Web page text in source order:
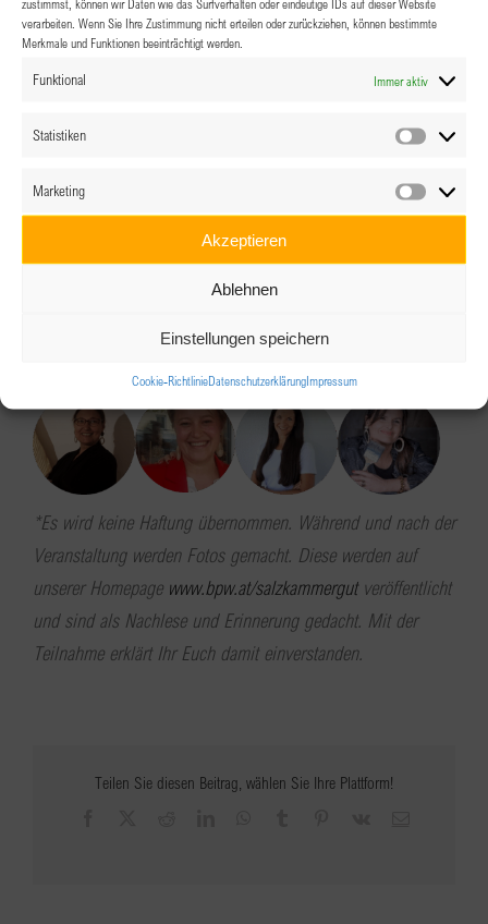
verarbeiten. Wenn Sie Ihre Zustimmung nicht erteilen oder zurückziehen, können bestimmte
Merkmale und Funktionen beeinträchtigt werden.
Funktional Immer aktiv
Statistiken
Marketing
Akzeptieren
Ablehnen
Einstellungen speichern
Cookie-RichtlinieDatenschutzerklärungImpressum
Beiträge über ihre Arbeit sind bereits in verschiedenen
Melde dich in unserer WhatsApp Gruppe BPW
Salzkammergut zu dieser Veranstaltung an und leite die
Einladung gerne an Interessentinnen weiter!
Die Teilnahmegebühr für Interessentinnen beträgt 20€.
JETZT ALS INTERESSENTIN ANMELDEN
*Es wird keine Haftung übernommen. Während und nach der
Veranstaltung werden Fotos gemacht. Diese werden auf
unserer Homepage www.bpw.at/salzkammergutveröffentlicht
und sind als Nachlese und Erinnerung gedacht. Mit der
Teilnahme erklärt Ihr Euch damit einverstanden.
Teilen Sie diesen Beitrag, wählen Sie Ihre Plattform!